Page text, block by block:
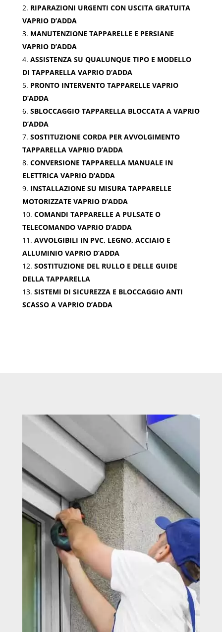
RIPARAZIONI URGENTI CON USCITA GRATUITA
VAPRIO D’ADDA
MANUTENZIONE TAPPARELLE E PERSIANE
VAPRIO D’ADDA
ASSISTENZA SU QUALUNQUE TIPO E MODELLO
DI TAPPARELLA VAPRIO D’ADDA
PRONTO INTERVENTO TAPPARELLE VAPRIO
D’ADDA
SBLOCCAGGIO TAPPARELLA BLOCCATA A VAPRIO
D’ADDA
SOSTITUZIONE CORDA PER AVVOLGIMENTO
TAPPARELLA VAPRIO D’ADDA
CONVERSIONE TAPPARELLA MANUALE IN
ELETTRICA VAPRIO D’ADDA
INSTALLAZIONE SU MISURA TAPPARELLE
MOTORIZZATE VAPRIO D’ADDA
COMANDI TAPPARELLE A PULSATE O
TELECOMANDO VAPRIO D’ADDA
AVVOLGIBILI IN PVC, LEGNO, ACCIAIO E
ALLUMINIO VAPRIO D’ADDA
SOSTITUZIONE DEL RULLO E DELLE GUIDE
DELLA TAPPARELLA
SISTEMI DI SICUREZZA E BLOCCAGGIO ANTI
SCASSO A VAPRIO D’ADDA